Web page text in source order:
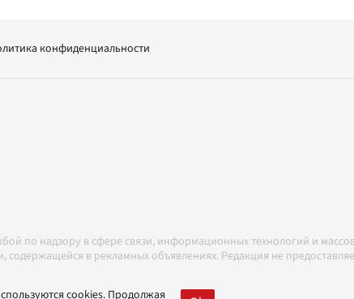
конфиденциальности
по надзору в сфере связи, информационных технологий и
содержащейся в рекламных объявлениях. Редакция не
с Правилами
cookies. Продолжая